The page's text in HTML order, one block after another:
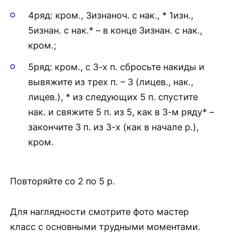
4ряд: кром., 3изнаноч. с нак., * 1изн.,
5изнан. с нак.* – в конце 3изнан. с нак.,
кром.;
5ряд: кром., с 3-х п. сбросьте накиды и
вывяжите из трех п. – 3 (лицев., нак.,
лицев.), * из следующих 5 п. спустите
нак. и свяжите 5 п. из 5, как в 3-м ряду* –
закончите 3 п. из 3-х (как в начале р.),
кром.
Повторяйте со 2 по 5 р.
Для наглядности смотрите фото мастер
класс с основными трудными моментами.